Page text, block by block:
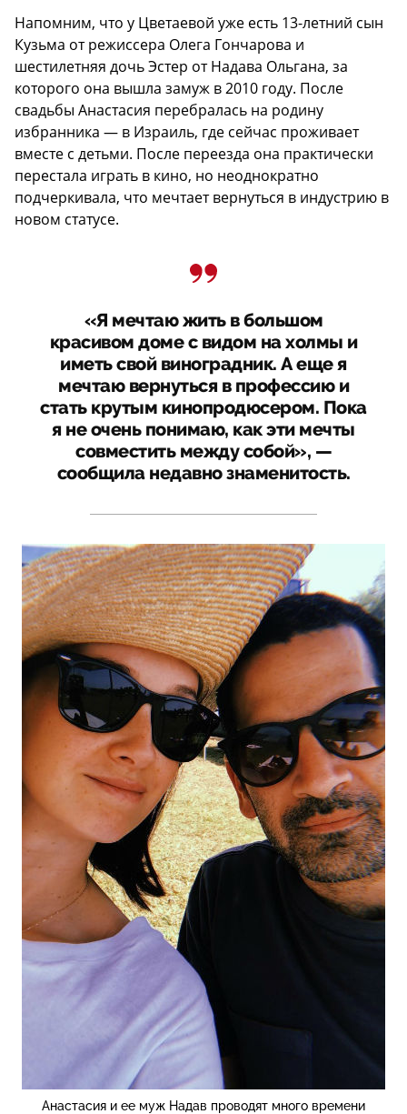
Напомним, что у Цветаевой уже есть 13-летний сын
Кузьма от режиссера Олега Гончарова и
шестилетняя дочь Эстер от Надава Ольгана, за
которого она вышла замуж в 2010 году. После
свадьбы Анастасия перебралась на родину
избранника — в Израиль, где сейчас проживает
вместе с детьми. После переезда она практически
перестала играть в кино, но неоднократно
подчеркивала, что мечтает вернуться в индустрию в
новом статусе.
«Я мечтаю жить в большом
красивом доме с видом на холмы и
иметь свой виноградник. А еще я
мечтаю вернуться в профессию и
стать крутым кинопродюсером. Пока
я не очень понимаю, как эти мечты
совместить между собой», —
сообщила недавно знаменитость.
Анастасия и ее муж Надав проводят много времени